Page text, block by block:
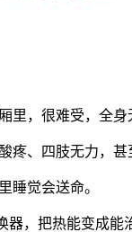
里，很难受，全
疼、四肢无力，甚
睡觉会送命。
器，把热能变成